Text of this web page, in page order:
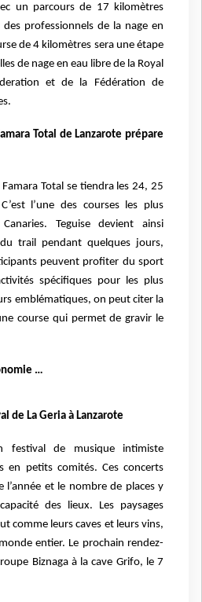
un parcours de 17 kilomètres
professionnels de la nage en
de 4 kilomètres sera une étape
de nage en eau libre de la Royal
et de la Fédération de
Total de Lanzarote prépare
Total se tiendra les 24, 25
l’une des courses les plus
Teguise devient ainsi
trail pendant quelques jours,
peuvent profiter du sport
spécifiques pour les plus
emblématiques, on peut citer la
course qui permet de gravir le
…
de La Geria à Lanzarote
festival de musique intimiste
en petits comités. Ces concerts
et le nombre de places y
des lieux. Les paysages
comme leurs caves et leurs vins,
entier. Le prochain rendez-
Biznaga à la cave Grifo, le 7